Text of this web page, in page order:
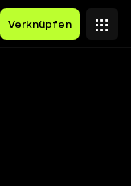
Verknüpfen